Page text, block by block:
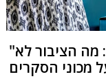
"יש יחסי תן וקח מתחת לשולחן": מה הציבור לא
מכוני הסקרים